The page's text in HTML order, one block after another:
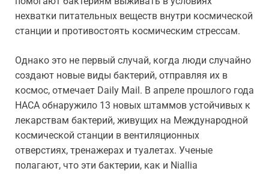
нехватки питательных веществ внутри космической
станции и противостоять космическим стрессам.
Однако это не первый случай, когда люди случайно
создают новые виды бактерий, отправляя их в
космос, отмечает Daily Mail. В апреле прошлого года
НАСА обнаружило 13 новых штаммов устойчивых к
лекарствам бактерий, живущих на Международной
космической станции в вентиляционных
отверстиях, тренажерах и туалетах. Ученые
полагают, что эти бактерии, как и Niallia